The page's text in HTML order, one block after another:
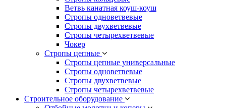
Ветвь канатная коуш-коуш
Стропы одноветвевые
Стропы двухветвевые
Стропы четырехветвевые
Чокер
Стропы цепные
Стропы цепные универсальные
Стропы одноветвевые
Стропы двухветвевые
Стропы четырехветвевые
Строительное оборудование